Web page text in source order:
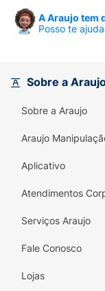
prolongando
o equilíbrio
rente em
Max
passagem
rápida.
A Araujo tem
Posso te
Sobre a
Sobre a Araujo
Araujo
Aplicativo
Atendimentos
Serviços Araujo
Fale Conosco
Lojas